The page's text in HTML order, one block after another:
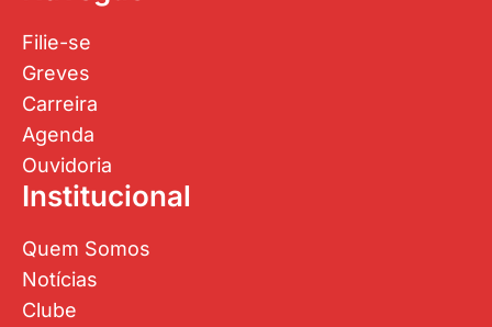
Filie-se
Greves
Carreira
Agenda
Ouvidoria
Institucional
Quem Somos
Notícias
Clube